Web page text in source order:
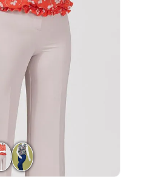
شلوارک مردانه
شلوار جین مردانه
سویشرت و هودی